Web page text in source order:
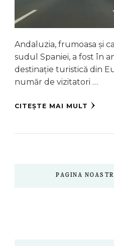
Andaluzia, frumoasa și
sudul Spaniei, a fost în
destinație turistică din
număr de vizitatori …
CITEȘTE MAI MULT
PAGINA